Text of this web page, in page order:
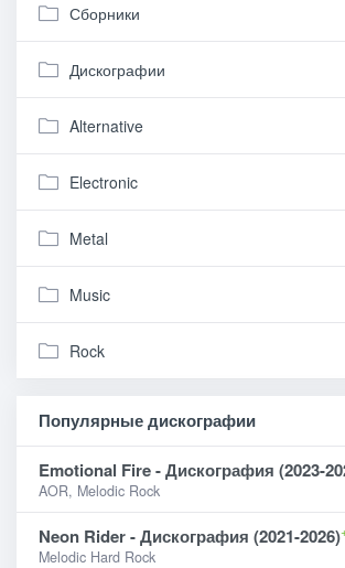
Сборники
Дискографии
Alternative
Electronic
Metal
Music
Rock
Популярные дискографии
Emotional Fire - Дискография (2023-
AOR, Melodic Rock
Neon Rider - Дискография (2021-2026)
Melodic Hard Rock